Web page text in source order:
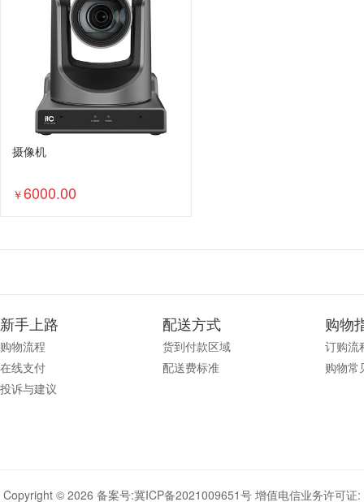
摄像机
￥6000.00
新手上路
购物流程
在线支付
投诉与建议
配送方式
货到付款区域
配送费标准
购物
订购流
购物常
Copyright © 2026 备案号:冀ICP备2021009651号 增值电信业务许可证: